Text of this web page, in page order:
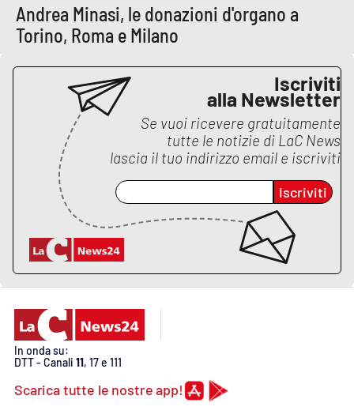
LaC Network
EDIZIONI
Catanzaro
Crotone
Vibo Valentia
Cosenza
Lamezia Terme
Andrea Minasi, le donazioni d'organo a
Torino, Roma e Milano
Iscriviti
alla Newsletter
Se vuoi ricevere gratuitamente
tutte le notizie di LaC News
lascia il tuo indirizzo email e iscriviti
Iscriviti
In onda su:
DTT - Canali 11, 17 e 111
Scarica tutte le nostre app!